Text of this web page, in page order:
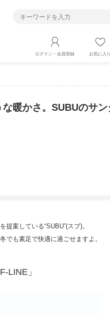
ログイン・会員登録 お気に入り
暖かさ。SUBUのサン
案している“SUBU”(スブ)。
でも素足で快適に過ごせますよ。
LINE」